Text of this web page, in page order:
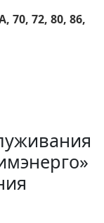
70, 72, 80, 86,